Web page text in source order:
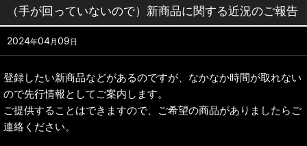
（手が回っていないので）新商品に関する近況のご報告
2024年04月09日
登録したい新商品などがあるのですが、なかなか時間が取れない
ので先行情報としてご案内します。
ご提供することはできますので、ご希望の商品がありましたらご
連絡ください。